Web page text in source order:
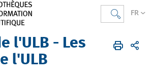
FR
Trouver des documents
La Digithèque
de l'ULB Historique
l'ULB - Les
l'ULB